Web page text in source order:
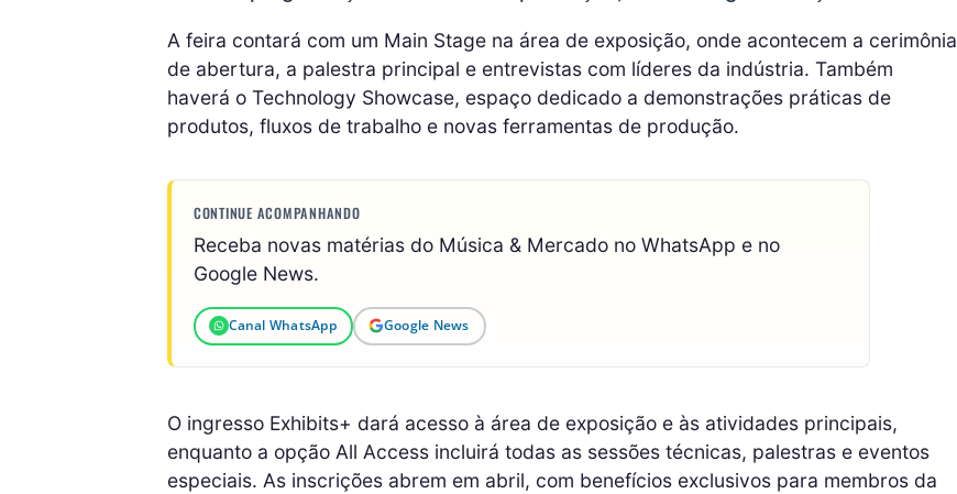
A feira contará com um Main Stage na área de exposição, onde acontecem a cerimônia
de abertura, a palestra principal e entrevistas com líderes da indústria. Também
haverá o Technology Showcase, espaço dedicado a demonstrações práticas de
produtos, fluxos de trabalho e novas ferramentas de produção.
CONTINUE ACOMPANHANDO
Receba novas matérias do Música & Mercado no WhatsApp e no
Google News.
Canal WhatsApp Google News
O ingresso Exhibits+ dará acesso à área de exposição e às atividades principais,
enquanto a opção All Access incluirá todas as sessões técnicas, palestras e eventos
especiais. As inscrições abrem em abril, com benefícios exclusivos para membros da